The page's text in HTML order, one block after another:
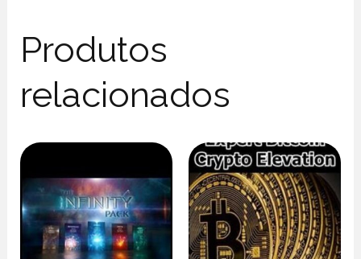
Produtos
relacionados